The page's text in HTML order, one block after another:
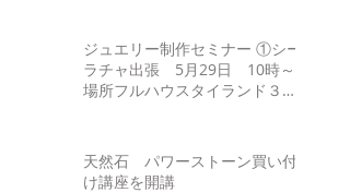
ジュエリー制作セミナー ①シー
ラチャ出張 5月29日 10時～
場所フルハウスタイランド３
タクシン 6月
天然石 パワーストーン買い付
け講座を開講